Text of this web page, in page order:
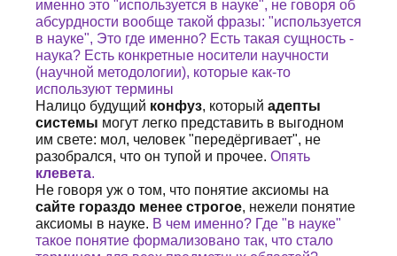
именно это "используется в науке", не говоря об
абсурдности вообще такой фразы: "используется
в науке", Это где именно? Есть такая сущность -
наука? Есть конкретные носители научности
(научной методологии), которые как-то
используют термины
Налицо будущий конфуз, который адепты
системы могут легко представить в выгодном
им свете: мол, человек "передёргивает", не
разобрался, что он тупой и прочее. Опять
клевета.
Не говоря уж о том, что понятие аксиомы на
сайте гораздо менее строгое, нежели понятие
аксиомы в науке. В чем именно? Где "в науке"
такое понятие формализовано так, что стало